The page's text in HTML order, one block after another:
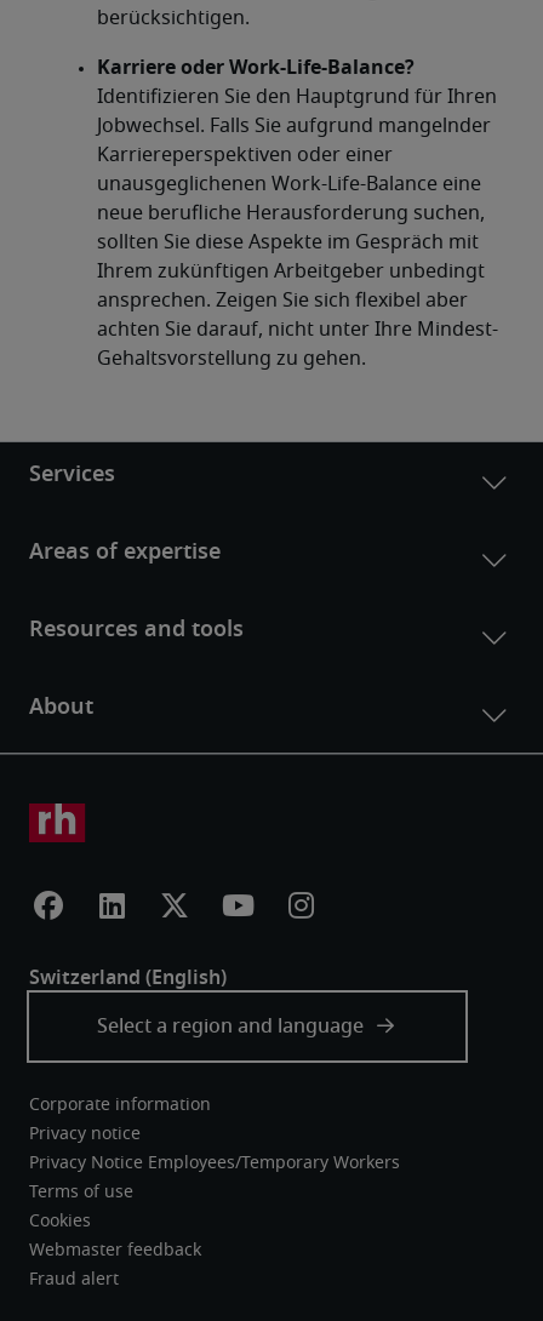
berücksichtigen.
Karriere oder Work-Life-Balance?
Identifizieren Sie den Hauptgrund für Ihren
Jobwechsel. Falls Sie aufgrund mangelnder
Karriereperspektiven oder einer
unausgeglichenen Work-Life-Balance eine
neue berufliche Herausforderung suchen,
sollten Sie diese Aspekte im Gespräch mit
Ihrem zukünftigen Arbeitgeber unbedingt
ansprechen. Zeigen Sie sich flexibel aber
achten Sie darauf, nicht unter Ihre Mindest-
Gehaltsvorstellung zu gehen.
Corporate information
Privacy notice
Privacy Notice Employees/Temporary Workers
Terms of use
Cookies
Webmaster feedback
Fraud alert